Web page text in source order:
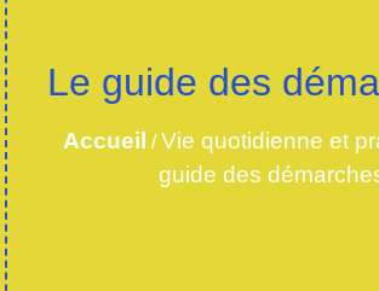
Le guide des
Accueil /Vie quotidienne et
guide des